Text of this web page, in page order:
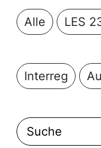
Alle LES
Interreg